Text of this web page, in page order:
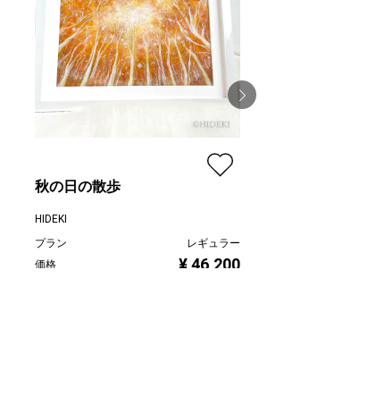
秋の日の散歩
HIDEKI
プラン
レギュラー
価格
¥ 46,200